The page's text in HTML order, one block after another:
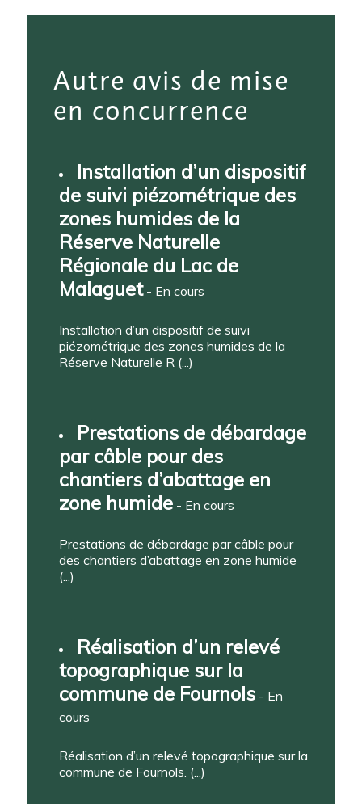
Autre avis de mise
en concurrence
Installation d’un dispositif
de suivi piézométrique des
zones humides de la
Réserve Naturelle
Régionale du Lac de
Malaguet- En cours
Installation d’un dispositif de suivi
piézométrique des zones humides de la
Réserve Naturelle R (...)
Prestations de débardage
par câble pour des
chantiers d’abattage en
zone humide- En cours
Prestations de débardage par câble pour
des chantiers d’abattage en zone humide
(...)
Réalisation d’un relevé
topographique sur la
commune de Fournols- En
cours
Réalisation d’un relevé topographique sur la
commune de Fournols. (...)